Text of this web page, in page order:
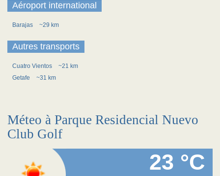
Aéroport international
Barajas ~29 km
Autres transports
Cuatro Vientos
~21 km
Getafe
~31 km
Méteo à Parque Residencial Nuevo
Club Golf
23 °C